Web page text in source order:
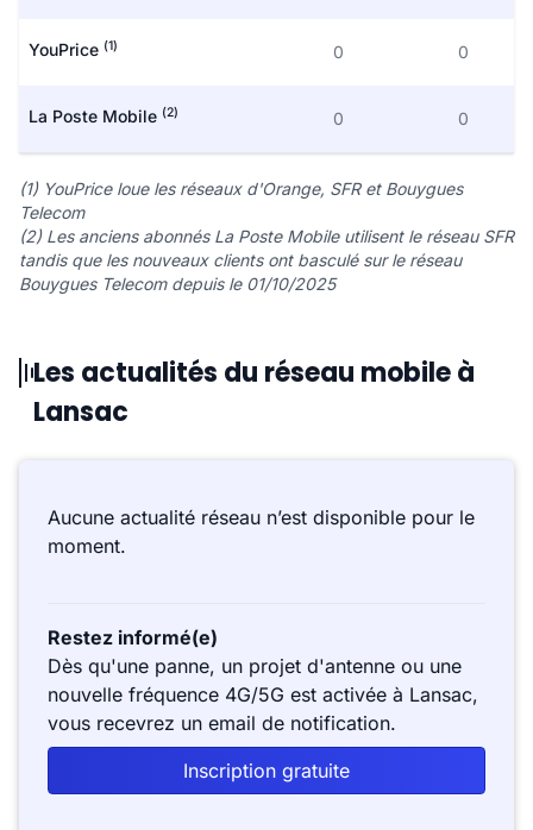
YouPrice (1) 0 0
La Poste Mobile (2) 0 0
(1) YouPrice loue les réseaux d'Orange, SFR et Bouygues
Telecom
(2) Les anciens abonnés La Poste Mobile utilisent le réseau SFR
tandis que les nouveaux clients ont basculé sur le réseau
Bouygues Telecom depuis le 01/10/2025
Les actualités du réseau mobile à
Lansac
Aucune actualité réseau n’est disponible pour le
moment.
Restez informé(e)
Dès qu'une panne, un projet d'antenne ou une
nouvelle fréquence 4G/5G est activée à Lansac,
vous recevrez un email de notification.
Inscription gratuite